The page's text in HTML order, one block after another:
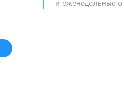
и еженедельные